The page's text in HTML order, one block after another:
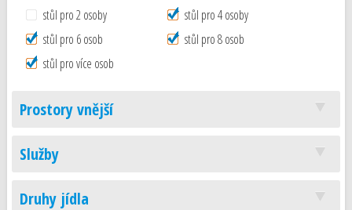
stůl pro 2 osoby
stůl pro 4 osoby
stůl pro 6 osob
stůl pro 8 osob
stůl pro více osob
Prostory vnější
Služby
Druhy jídla